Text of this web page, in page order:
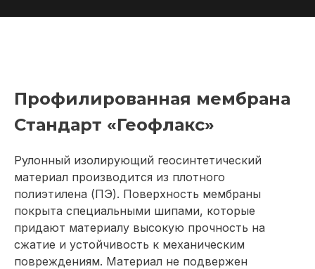
Профилированная мембрана
Стандарт «Геофлакс»
Рулонный изолирующий геосинтетический
материал производится из плотного
полиэтилена (ПЭ). Поверхность мембраны
покрыта специальными шипами, которые
придают материалу высокую прочность на
сжатие и устойчивость к механическим
повреждениям. Материал не подвержен